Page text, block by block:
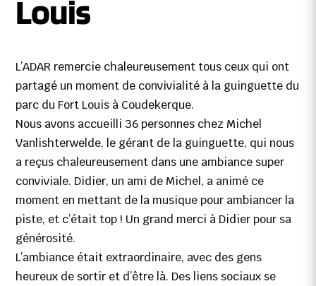
Louis
L’ADAR remercie chaleureusement tous ceux qui ont
partagé un moment de convivialité à la guinguette du
parc du Fort Louis à Coudekerque.
Nous avons accueilli 36 personnes chez Michel
Vanlishterwelde, le gérant de la guinguette, qui nous
a reçus chaleureusement dans une ambiance super
conviviale. Didier, un ami de Michel, a animé ce
moment en mettant de la musique pour ambiancer la
piste, et c’était top ! Un grand merci à Didier pour sa
générosité.
L’ambiance était extraordinaire, avec des gens
heureux de sortir et d’être là. Des liens sociaux se